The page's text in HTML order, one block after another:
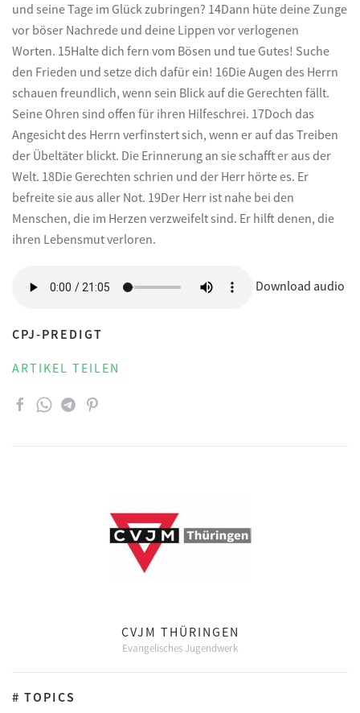
# TOPICS
und seine Tage im Glück zubringen? 14Dann hüte deine Zunge
vor böser Nachrede und deine Lippen vor verlogenen
Worten. 15Halte dich fern vom Bösen und tue Gutes! Suche
den Frieden und setze dich dafür ein! 16Die Augen des Herrn
schauen freundlich, wenn sein Blick auf die Gerechten fällt.
Seine Ohren sind offen für ihren Hilfeschrei. 17Doch das
Angesicht des Herrn verfinstert sich, wenn er auf das Treiben
der Übeltäter blickt. Die Erinnerung an sie schafft er aus der
Welt. 18Die Gerechten schrien und der Herr hörte es. Er
befreite sie aus aller Not. 19Der Herr ist nahe bei den
Menschen, die im Herzen verzweifelt sind. Er hilft denen, die
ihren Lebensmut verloren.
Download audio
CPJ-PREDIGT
ARTIKEL TEILEN
CVJM THÜRINGEN
Evangelisches Jugendwerk